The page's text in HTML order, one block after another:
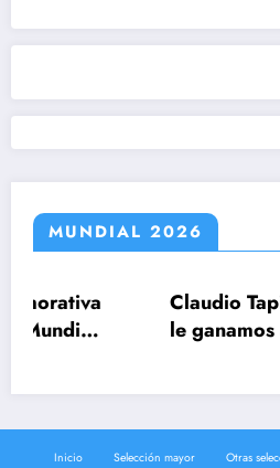
MUNDIAL 2026
Claudio Tapia: »El
le ganamos a
Inicio Selección mayor Otras